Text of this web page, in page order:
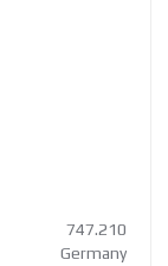
747.210
Germany